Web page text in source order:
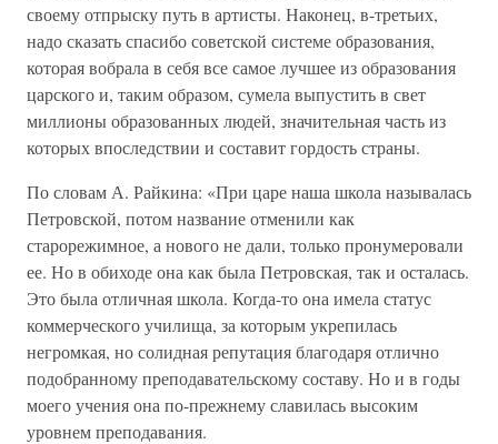
своему отпрыску путь в артисты. Наконец, в-третьих,
надо сказать спасибо советской системе образования,
которая вобрала в себя все самое лучшее из образования
царского и, таким образом, сумела выпустить в свет
миллионы образованных людей, значительная часть из
которых впоследствии и составит гордость страны.
По словам А. Райкина: «При царе наша школа называлась
Петровской, потом название отменили как
старорежимное, а нового не дали, только пронумеровали
ее. Но в обиходе она как была Петровская, так и осталась.
Это была отличная школа. Когда-то она имела статус
коммерческого училища, за которым укрепилась
негромкая, но солидная репутация благодаря отлично
подобранному преподавательскому составу. Но и в годы
моего учения она по-прежнему славилась высоким
уровнем преподавания.